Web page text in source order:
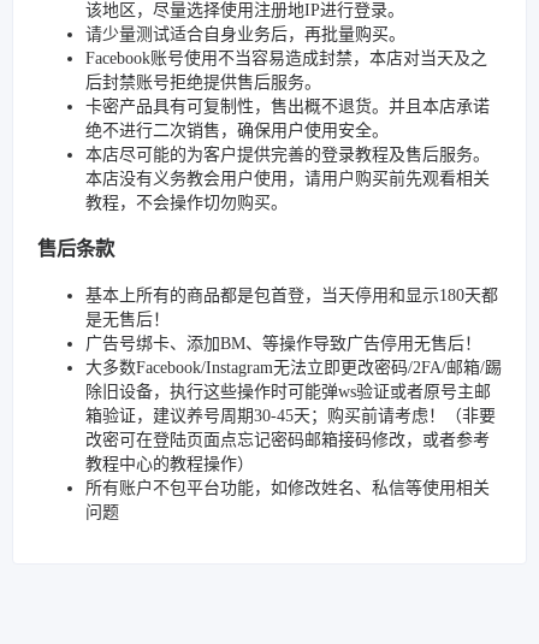
该地区，尽量选择使用注册地IP进行登录。
请少量测试适合自身业务后，再批量购买。
Facebook账号使用不当容易造成封禁，本店对当天及之
后封禁账号拒绝提供售后服务。
卡密产品具有可复制性，售出概不退货。并且本店承诺
绝不进行二次销售，确保用户使用安全。
本店尽可能的为客户提供完善的登录教程及售后服务。
本店没有义务教会用户使用，请用户购买前先观看相关
教程，不会操作切勿购买。
售后条款
基本上所有的商品都是包首登，当天停用和显示180天都
是无售后！
广告号绑卡、添加BM、等操作导致广告停用无售后！
大多数Facebook/Instagram无法立即更改密码/2FA/邮箱/踢
除旧设备，执行这些操作时可能弹ws验证或者原号主邮
箱验证，建议养号周期30-45天；购买前请考虑！（非要
改密可在登陆页面点忘记密码邮箱接码修改，或者参考
教程中心的教程操作）
所有账户不包平台功能，如修改姓名、私信等使用相关
问题